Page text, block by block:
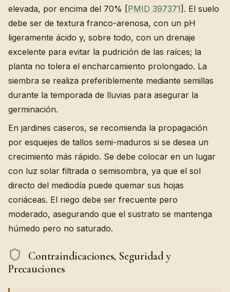
elevada, por encima del 70% [PMID 397371]. El suelo
debe ser de textura franco-arenosa, con un pH
ligeramente ácido y, sobre todo, con un drenaje
excelente para evitar la pudrición de las raíces; la
planta no tolera el encharcamiento prolongado. La
siembra se realiza preferiblemente mediante semillas
durante la temporada de lluvias para asegurar la
germinación.
En jardines caseros, se recomienda la propagación
por esquejes de tallos semi-maduros si se desea un
crecimiento más rápido. Se debe colocar en un lugar
con luz solar filtrada o semisombra, ya que el sol
directo del mediodía puede quemar sus hojas
coriáceas. El riego debe ser frecuente pero
moderado, asegurando que el sustrato se mantenga
húmedo pero no saturado.
Contraindicaciones, Seguridad y
Precauciones